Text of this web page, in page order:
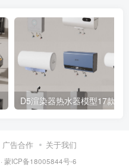
D5渲染器热水器模型17款
广告合作 关于我们
蒙ICP备18005844号-6